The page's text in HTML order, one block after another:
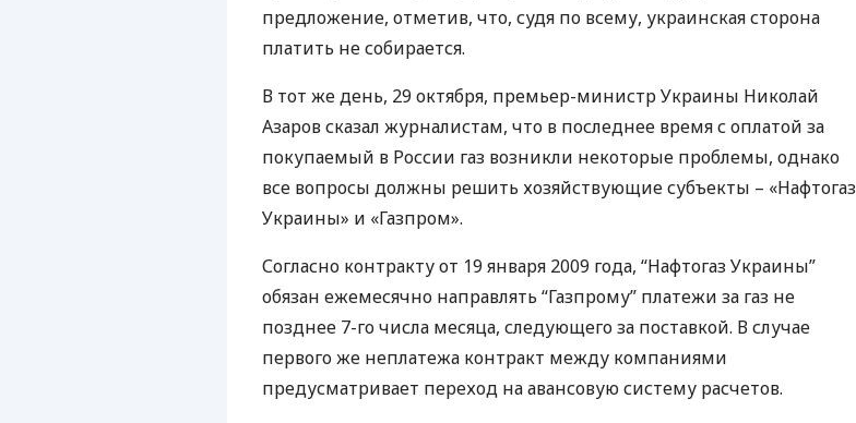
предложение, отметив, что, судя по всему, украинская сторона
платить не собирается.
В тот же день, 29 октября, премьер-министр Украины Николай
Азаров сказал журналистам, что в последнее время с оплатой за
покупаемый в России газ возникли некоторые проблемы, однако
все вопросы должны решить хозяйствующие субъекты – «Нафтогаз
Украины» и «Газпром».
Согласно контракту от 19 января 2009 года, “Нафтогаз Украины”
обязан ежемесячно направлять “Газпрому” платежи за газ не
позднее 7-го числа месяца, следующего за поставкой. В случае
первого же неплатежа контракт между компаниями
предусматривает переход на авансовую систему расчетов.